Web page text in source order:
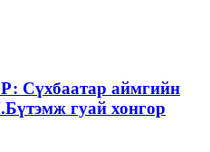
аймгийн
гуай хонгор